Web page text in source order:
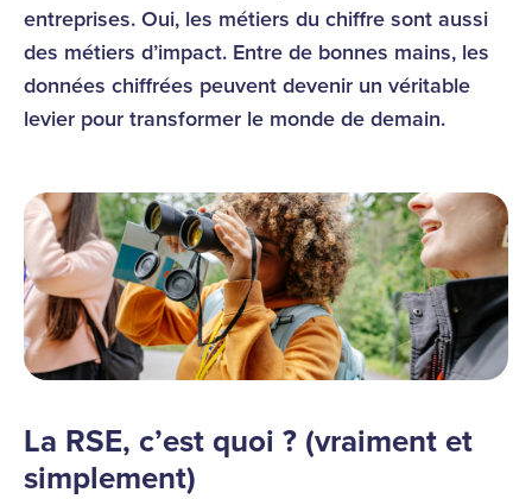
entreprises. Oui, les métiers du chiffre sont aussi
des métiers d’impact. Entre de bonnes mains, les
données chiffrées peuvent devenir un véritable
levier pour transformer le monde de demain.
La RSE, c’est quoi ? (vraiment et
simplement)